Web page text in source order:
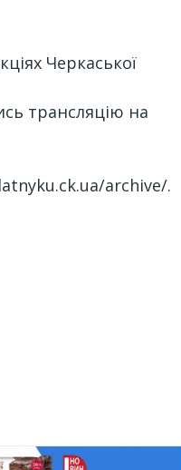
Черкаської
трансляцію на
archive/.